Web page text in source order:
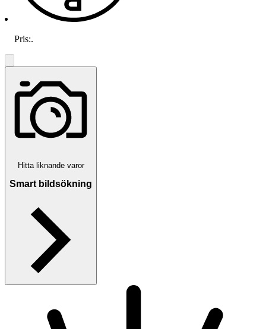
Pris:.
Hitta liknande varor
Smart bildsökning